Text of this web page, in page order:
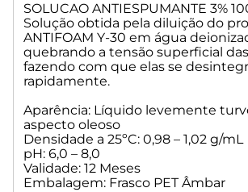
SOLUCAO ANTIESPUMANTE 3%
Solução obtida pela diluição do
ANTIFOAM Y-30 em água
quebrando a tensão superficial
fazendo com que elas se
rapidamente.
Aparência: Líquido levemente
aspecto oleoso
Densidade a 25ºC: 0,98 – 1,02 g/mL
pH: 6,0 – 8,0
Validade: 12 Meses
Embalagem: Frasco PET Âmbar